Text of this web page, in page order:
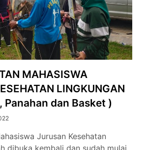
MAHASISWA
LINGKUNGAN
Panahan dan Basket )
Jurusan Kesehatan